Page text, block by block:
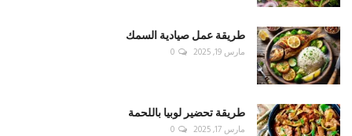
طريقة عمل صيادية السمك
مارس 19, 2025 0
طريقة تحضير لوبيا باللحمة
مارس 17, 2025 0